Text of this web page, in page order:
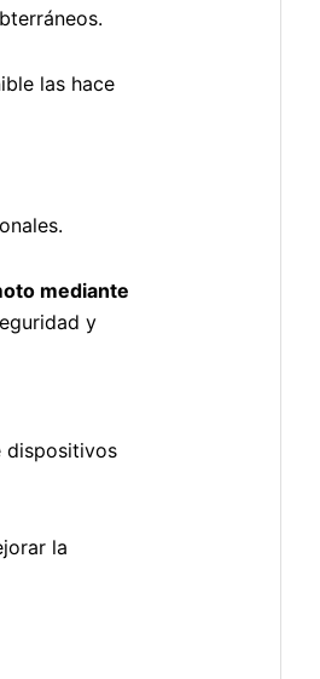
las hace
mediante
y
dispositivos
la